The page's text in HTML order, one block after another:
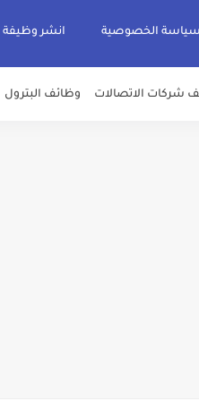
سياسة الخصوصية انشر وظيفة
شركات الاتصالات وظائف البترول